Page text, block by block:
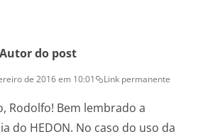
Autor do post
de 2016 em 10:01 Link permanente
Rodolfo! Bem lembrado a
do HEDON. No caso do uso da